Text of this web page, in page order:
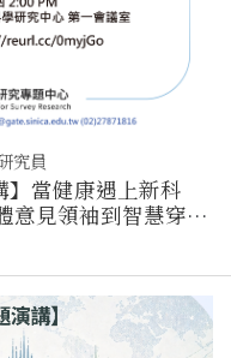
究員
意見領袖到智慧穿戴
治大學傳播學院博